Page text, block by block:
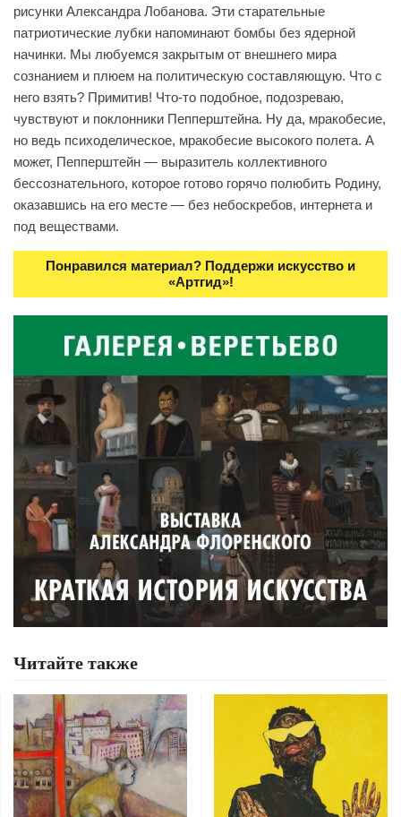
рисунки Александра Лобанова. Эти старательные
патриотические лубки напоминают бомбы без ядерной
начинки. Мы любуемся закрытым от внешнего мира
сознанием и плюем на политическую составляющую. Что с
него взять? Примитив! Что-то подобное, подозреваю,
чувствуют и поклонники Пепперштейна. Ну да, мракобесие,
но ведь психоделическое, мракобесие высокого полета. А
может, Пепперштейн — выразитель коллективного
бессознательного, которое готово горячо полюбить Родину,
оказавшись на его месте — без небоскребов, интернета и
под веществами.
Понравился материал? Поддержи искусство и
«Артгид»!
Читайте также